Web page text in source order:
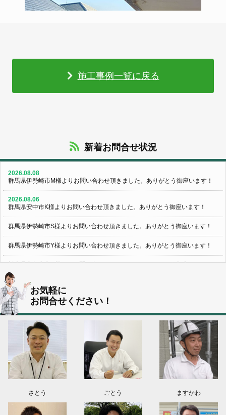
施工事例一覧に戻る
新着お問合せ状況
2026.08.08
群馬県伊勢崎市M様よりお問い合わせ頂きました。ありがとう御座います！
2026.08.06
群馬県安中市K様よりお問い合わせ頂きました。ありがとう御座います！
群馬県伊勢崎市S様よりお問い合わせ頂きました。ありがとう御座います！
群馬県伊勢崎市Y様よりお問い合わせ頂きました。ありがとう御座います！
栃木県宇都宮市U様よりお問い合わせ頂きました。ありがとう御座います！
2026.08.05
群馬県伊勢崎市N様よりお問い合わせ頂きました。ありがとう御座います！
群馬県高崎市O様よりお問い合わせ頂きました。ありがとう御座います！
埼玉県上尾市K様よりお問い合わせ頂きました。ありがとう御座います！
東京都日野市K様よりお問い合わせ頂きました。ありがとう御座います！
群馬県伊勢崎市M様よりお問い合わせ頂きました。ありがとう御座います！
お気軽に
お問合せください！
さとう ごとう ますかわ